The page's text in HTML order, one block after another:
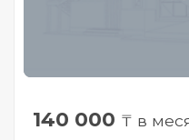
140 000 ₸ в